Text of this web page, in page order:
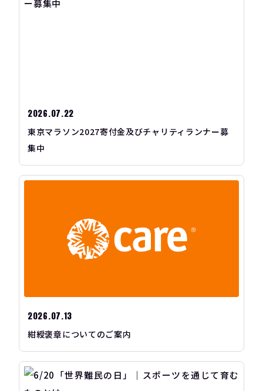
2026.07.22
東京マラソン2027寄付金及びチャリティランナー募
集中
2026.07.13
紺綬褒章についてのご案内